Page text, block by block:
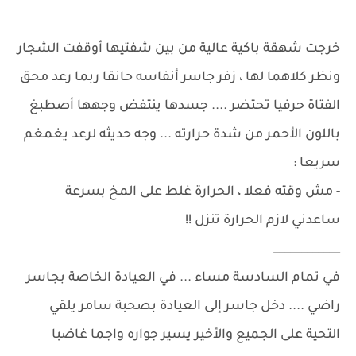
خرجت شهقة باكية عالية من بين شفتيها أوقفت الشجار
ونظر كلاهما لها ، زفر جاسر أنفاسه حانقا ربما رعد محق
الفتاة حرفيا تحتضر .... جسدها ينتفض وجهها أصطبغ
باللون الأحمر من شدة حرارته ... وجه حديثه لرعد يغمغم
سريعا :
- مش وقته فعلا ، الحرارة غلط على المخ بسرعة
ساعدني لازم الحرارة تنزل !!
____________
في تمام السادسة مساء ... في العيادة الخاصة بجاسر
راضي .... دخل جاسر إلى العيادة بصحبة سامر يلقي
التحية على الجميع والأخير يسير جواره واجما غاضبا